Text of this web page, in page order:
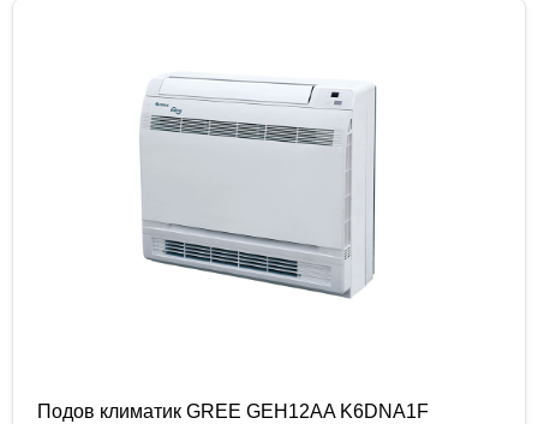
Подов климатик GREE GEH12AA K6DNA1F